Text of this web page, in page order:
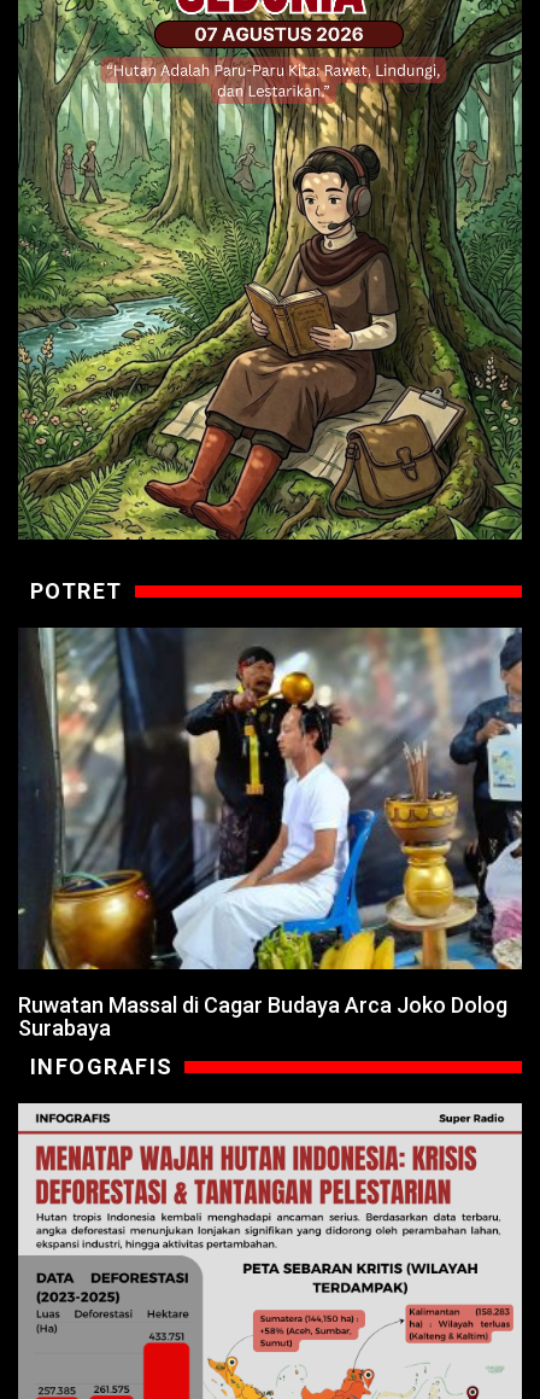
POTRET
Ruwatan Massal di Cagar Budaya Arca Joko Dolog
Surabaya
INFOGRAFIS